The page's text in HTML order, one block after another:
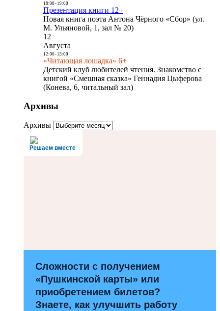
18:00- 19:00
Презентация книги 12+
Новая книга поэта Антона Чёрного «Сбор» (ул.
М. Ульяновой, 1, зал № 20)
12
Августа
12:00- 13:00
«Читающая лошадка» 6+
Детский клуб любителей чтения. Знакомство с
книгой «Смешная сказка» Геннадия Цыферова
(Конева, 6, читальный зал)
Архивы
Архивы
Решаем вместе
Сложности с получением
«Пушкинской карты» или
приобретением билетов?
Знаете, как улучшить работу